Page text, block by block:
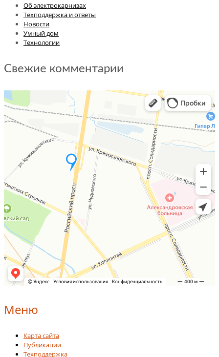
Об электрокарнизах
Техподдержка и ответы
Новости
Умный дом
Технологии
Свежие комментарии
Меню
Карта сайта
Публикации
Техподдержка